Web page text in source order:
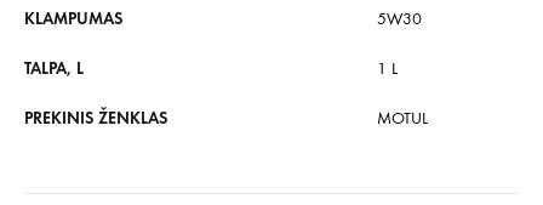
KLAMPUMAS 5W30
TALPA, L 1 L
PREKINIS ŽENKLAS MOTUL